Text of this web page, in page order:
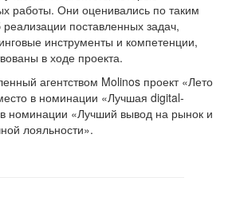
работы. Они оценивались по таким
поставленных задач,
инструменты и компетенции,
в ходе проекта.
агентством Molinos проект «Лето
в номинации «Лучшая digital-
номинации «Лучший вывод на рынок и
лояльности».